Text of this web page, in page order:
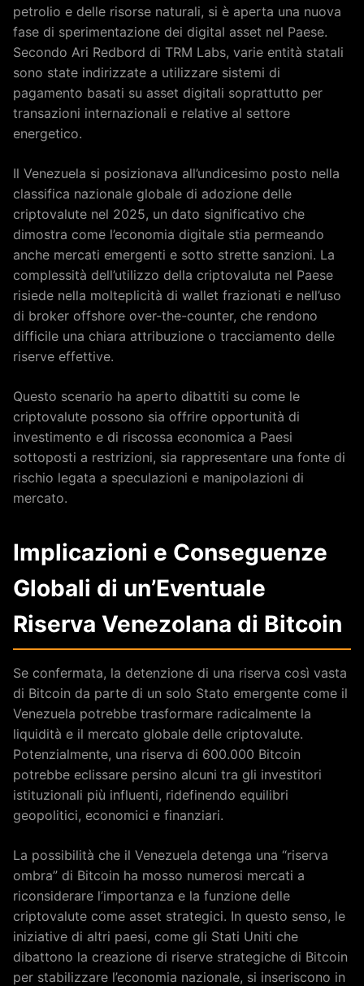
petrolio e delle risorse naturali, si è aperta una nuova
fase di sperimentazione dei digital asset nel Paese.
Secondo Ari Redbord di TRM Labs, varie entità statali
sono state indirizzate a utilizzare sistemi di
pagamento basati su asset digitali soprattutto per
transazioni internazionali e relative al settore
energetico.
Il Venezuela si posizionava all’undicesimo posto nella
classifica nazionale globale di adozione delle
criptovalute nel 2025, un dato significativo che
dimostra come l’economia digitale stia permeando
anche mercati emergenti e sotto strette sanzioni. La
complessità dell’utilizzo della criptovaluta nel Paese
risiede nella molteplicità di wallet frazionati e nell’uso
di broker offshore over-the-counter, che rendono
difficile una chiara attribuzione o tracciamento delle
riserve effettive.
Questo scenario ha aperto dibattiti su come le
criptovalute possono sia offrire opportunità di
investimento e di riscossa economica a Paesi
sottoposti a restrizioni, sia rappresentare una fonte di
rischio legata a speculazioni e manipolazioni di
mercato.
Implicazioni e Conseguenze
Globali di un’Eventuale
Riserva Venezolana di Bitcoin
Se confermata, la detenzione di una riserva così vasta
di Bitcoin da parte di un solo Stato emergente come il
Venezuela potrebbe trasformare radicalmente la
liquidità e il mercato globale delle criptovalute.
Potenzialmente, una riserva di 600.000 Bitcoin
potrebbe eclissare persino alcuni tra gli investitori
istituzionali più influenti, ridefinendo equilibri
geopolitici, economici e finanziari.
La possibilità che il Venezuela detenga una “riserva
ombra” di Bitcoin ha mosso numerosi mercati a
riconsiderare l’importanza e la funzione delle
criptovalute come asset strategici. In questo senso, le
iniziative di altri paesi, come gli Stati Uniti che
dibattono la creazione di riserve strategiche di Bitcoin
per stabilizzare l’economia nazionale, si inseriscono in